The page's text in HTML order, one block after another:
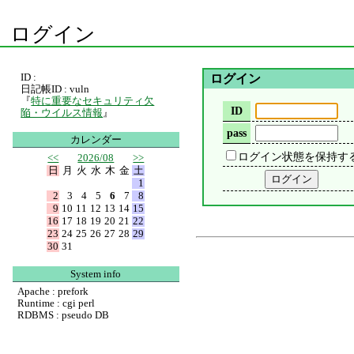
ログイン
ログイン
ID
pass
ログイン状態を保持す
ID :
日記帳ID : vuln
『特に重要なセキュリティ欠
陥・ウイルス情報 』
カレンダー
<<
2026/08
>>
日
月 火 水 木 金 土
1
2
3 4 5 6 7
8
9 10 11 12 13 14 15
16 17 18 19 20 21 22
23 24 25 26 27 28 29
30 31
System info
Apache : prefork
Runtime : cgi perl
RDBMS : pseudo DB